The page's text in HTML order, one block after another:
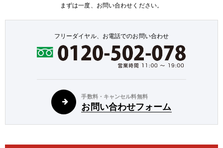
まずは一度、お問い合わせください。
フリーダイヤル、お電話でのお問い合わせ
手数料・キャンセル料無料
お問い合わせフォーム